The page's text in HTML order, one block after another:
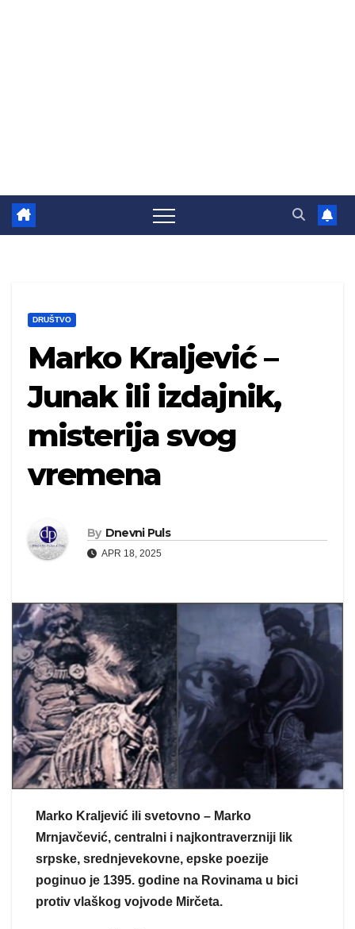
DRUŠTVO
Marko Kraljević –
Junak ili izdajnik,
misterija svog
vremena
By Dnevni Puls
APR 18, 2025
Marko Kraljević ili svetovno – Marko
Mrnjavčević, centralni i najkontraverzniji lik
srpske, srednjevekovne, epske poezije
poginuo je 1395. godine na Rovinama u bici
protiv vlaškog vojvode Mirčeta.